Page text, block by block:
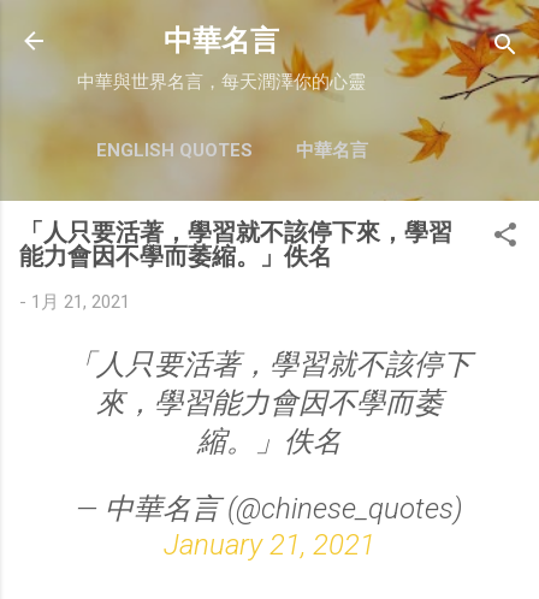
跳至主要內容
中華名言
中華與世界名言，每天潤澤你的心靈
ENGLISH QUOTES 中華名言
「人只要活著，學習就不該停下來，學習
能力會因不學而萎縮。」佚名
- 1月 21, 2021
「人只要活著，學習就不該停下
來，學習能力會因不學而萎
縮。」佚名
— 中華名言 (@chinese_quotes)
January 21, 2021